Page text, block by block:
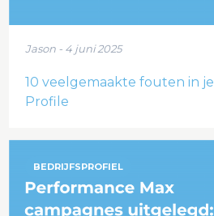
Jason - 4 juni 2025
10 veelgemaakte fouten in
Profile
BEDRIJFSPROFIEL